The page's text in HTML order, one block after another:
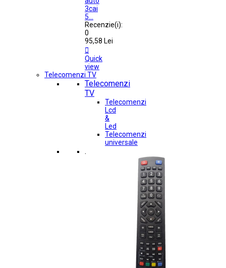
3cai
5...
Recenzie(i):
0
95,58 Lei

Quick
view
Telecomenzi TV
Telecomenzi
TV
Telecomenzi
Lcd
&
Led
Telecomenzi
universale
.